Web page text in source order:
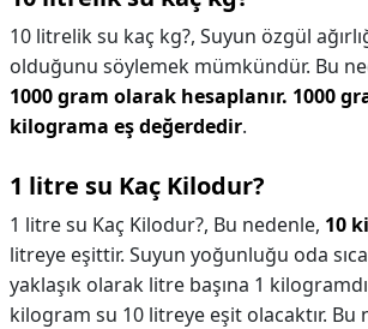
10 litrelik su kaç kg?, Suyun özgül
olduğunu söylemek mümkündür. Bu
1000 gram olarak hesaplanır. 1000
kilograma eş değerdedir.
1 litre su Kaç Kilodur?
1 litre su Kaç Kilodur?, Bu nedenle, 10
litreye eşittir. Suyun yoğunluğu oda
yaklaşık olarak litre başına 1
kilogram su 10 litreye eşit olacaktır. Bu